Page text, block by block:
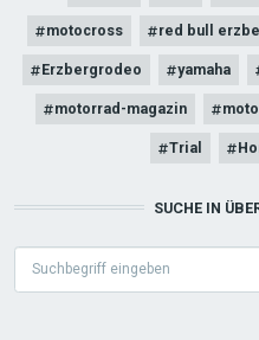
motocross red bull
Erzbergrodeo yamaha
motorrad-magazin
Trial
SUCHE IN